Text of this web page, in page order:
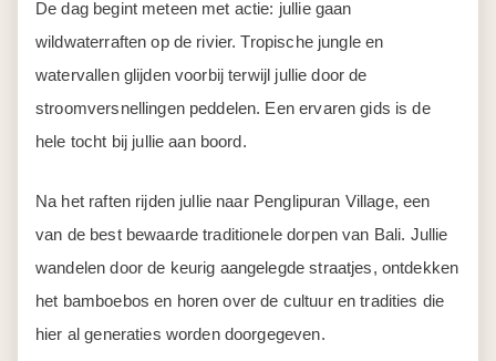
Na het raften rijden jullie naar Penglipuran Village, een
van de best bewaarde traditionele dorpen van Bali. Jullie
wandelen door de keurig aangelegde straatjes, ontdekken
het bamboebos en horen over de cultuur en tradities die
Een dag vol avontuur en ontdekking.